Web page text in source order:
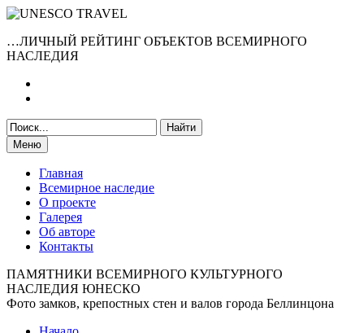
…ЛИЧНЫЙ РЕЙТИНГ ОБЪЕКТОВ ВСЕМИРНОГО
НАСЛЕДИЯ
Меню
Главная
Всемирное наследие
О проекте
Галерея
Об авторе
Контакты
ПАМЯТНИКИ ВСЕМИРНОГО КУЛЬТУРНОГО
НАСЛЕДИЯ ЮНЕСКО
Фото замков, крепостных стен и валов города Беллинцона